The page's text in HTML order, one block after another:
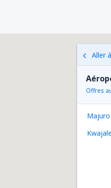
Aller
Offres